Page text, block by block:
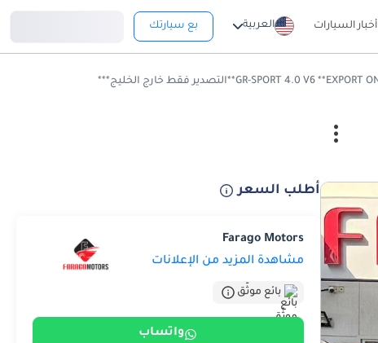
أخبار السيارات العربية بع سيارتك
أطلب السعر
Farago Motors
مشاهدة المزيد من الإعلانات
بائع موثّق
واتساب